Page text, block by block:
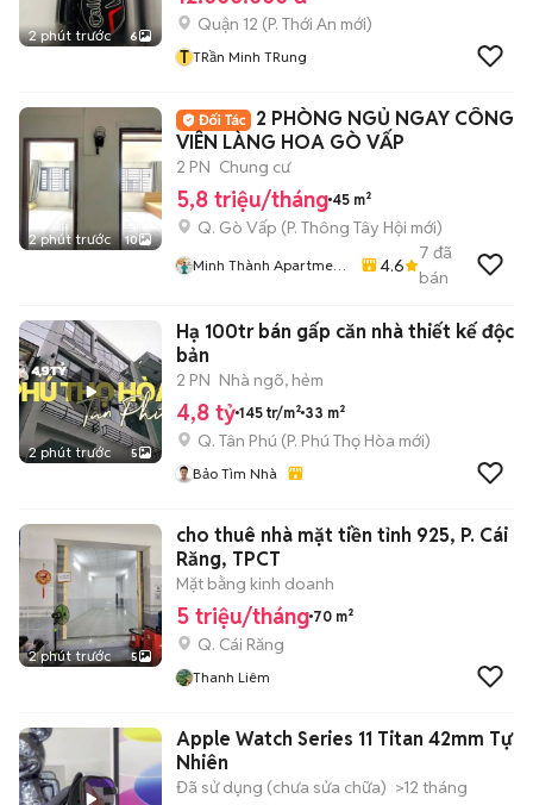
2 phút trước 6
Quận 12 (P. Thới An mới)
T TRần Minh TRung
2 phút trước 10
2 PHÒNG NGỦ NGAY CÔNG
VIÊN LÀNG HOA GÒ VẤP
2 PN Chung cư
5,8 triệu/tháng 45 m²
Q. Gò Vấp (P. Thông Tây Hội mới)
Minh Thành Apartment
4.6
7 đã
bán
2 phút trước 5
Hạ 100tr bán gấp căn nhà thiết kế độc
bản
2 PN Nhà ngõ, hẻm
4,8 tỷ 145 tr/m² 33 m²
Q. Tân Phú (P. Phú Thọ Hòa mới)
Bảo Tìm Nhà
2 phút trước 5
cho thuê nhà mặt tiền tỉnh 925, P. Cái
Răng, TPCT
Mặt bằng kinh doanh
5 triệu/tháng 70 m²
Q. Cái Răng
Thanh Liêm
Apple Watch Series 11 Titan 42mm Tự
Nhiên
Đã sử dụng (chưa sửa chữa) >12 tháng